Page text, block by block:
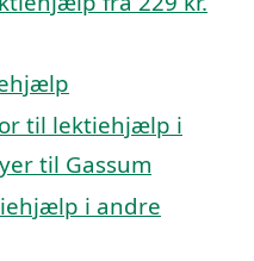
til lektiehjælp i
til Gassum
i andre